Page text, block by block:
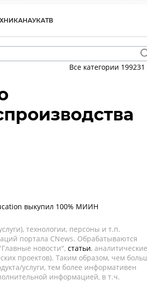
НАУКАТВ
Все категории 199231
выкупил 100% МИИН
технологии, персоны и т.п.
портала CNews. Обрабатываются
новости", статьи, аналитические
проектов). Таким образом, чем
услуги, тем более информативен
информацией, в т.ч.